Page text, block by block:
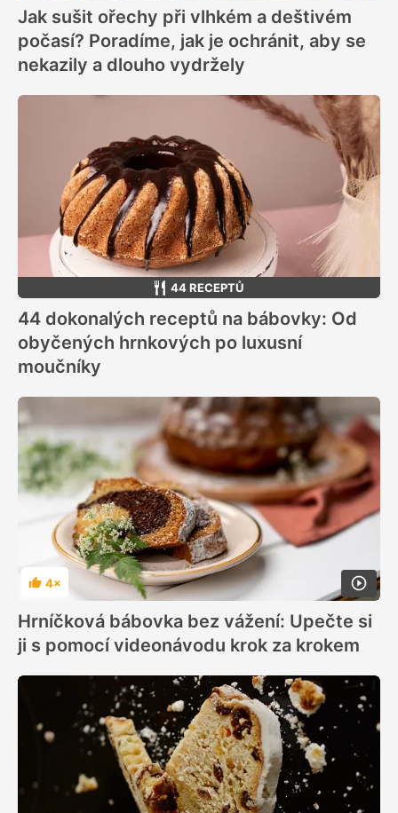
Jak sušit ořechy při vlhkém a deštivém
počasí? Poradíme, jak je ochránit, aby se
nekazily a dlouho vydržely
44 RECEPTŮ
44 dokonalých receptů na bábovky: Od
obyčených hrnkových po luxusní
moučníky
Hodnocení
4×
Hrníčková bábovka bez vážení: Upečte si
ji s pomocí videonávodu krok za krokem